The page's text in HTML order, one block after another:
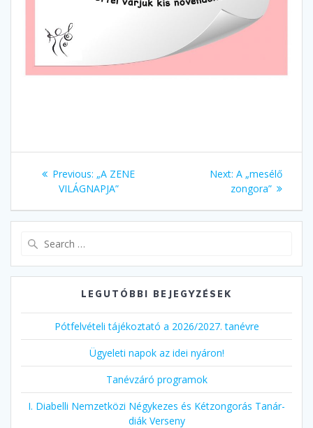
Bejegyzés
navigáció
Previous: Previous
post:
„A ZENE
VILÁGNAPJA”
Next: Next
post:
A „mesélő
zongora”
LEGUTÓBBI BEJEGYZÉSEK
Pótfelvételi tájékoztató a 2026/2027. tanévre
Ügyeleti napok az idei nyáron!
Tanévzáró programok
I. Diabelli Nemzetközi Négykezes és Kétzongorás Tanár-
diák Verseny